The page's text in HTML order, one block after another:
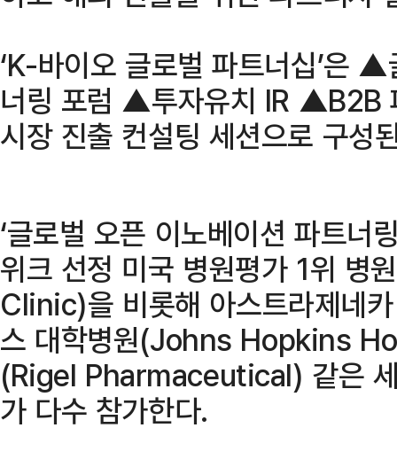
‘K-바이오 글로벌 파트너십’은
너링 포럼 ▲투자유치 IR ▲B2B
시장 진출 컨설팅 세션으로 구성
‘글로벌 오픈 이노베이션 파트너
위크 선정 미국 병원평가 1위 병
Clinic)을 비롯해 아스트라제네
스 대학병원(Johns Hopkins
(Rigel Pharmaceutical) 같은
가 다수 참가한다.